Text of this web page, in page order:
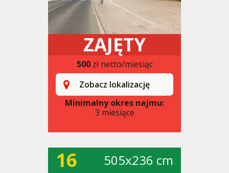
ZAJĘTY
500zł netto/miesiąc
Zobacz lokalizację
Minimalny okres najmu:
3 miesiące
16 505x236 cm